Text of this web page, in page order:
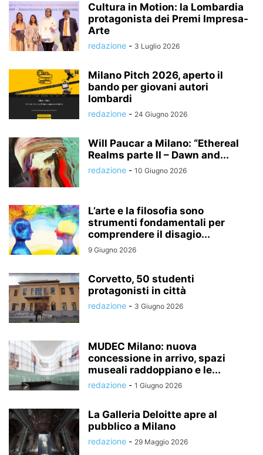
Cultura in Motion: la Lombardia
protagonista dei Premi Impresa-
Arte
redazione - 3 Luglio 2026
Milano Pitch 2026, aperto il
bando per giovani autori
lombardi
redazione - 24 Giugno 2026
Will Paucar a Milano: “Ethereal
Realms parte II – Dawn and...
redazione - 10 Giugno 2026
L’arte e la filosofia sono
strumenti fondamentali per
comprendere il disagio...
9 Giugno 2026
Corvetto, 50 studenti
protagonisti in città
redazione - 3 Giugno 2026
MUDEC Milano: nuova
concessione in arrivo, spazi
museali raddoppiano e le...
redazione - 1 Giugno 2026
La Galleria Deloitte apre al
pubblico a Milano
redazione - 29 Maggio 2026